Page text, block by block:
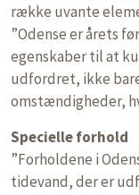
række uvante
”Odense er årets
egenskaber til at
udfordret, ikke
omstændigheder,
Specielle forhold
”Forholdene i
tidevand, der er